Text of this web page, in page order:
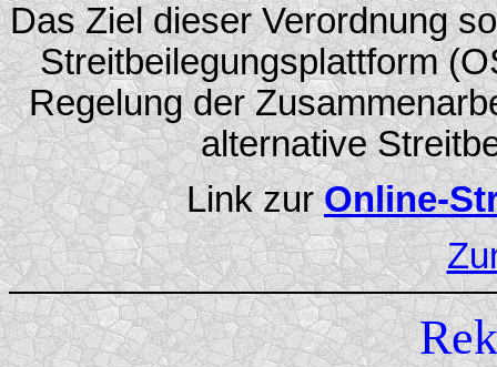
Das Ziel dieser Verordnung
Streitbeilegungsplattform
Regelung der
alternative
Link zurOnline-